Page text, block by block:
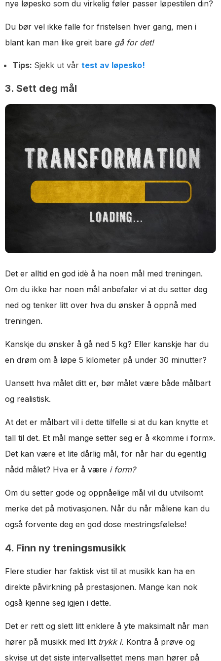
nye løpesko som du virkelig føler passer løpestilen din?
Du bør vel ikke falle for fristelsen hver gang, men i
blant kan man like greit bare gå for det!
Tips: Sjekk ut vår test av løpesko!
3. Sett deg mål
Det er alltid en god idè å ha noen mål med treningen.
Om du ikke har noen mål anbefaler vi at du setter deg
ned og tenker litt over hva du ønsker å oppnå med
treningen.
Kanskje du ønsker å gå ned 5 kg? Eller kanskje har du
en drøm om å løpe 5 kilometer på under 30 minutter?
Uansett hva målet ditt er, bør målet være både målbart
og realistisk.
At det er målbart vil i dette tilfelle si at du kan knytte et
tall til det. Et mål mange setter seg er å «komme i form».
Det kan være et lite dårlig mål, for når har du egentlig
nådd målet? Hva er å være i form?
Om du setter gode og oppnåelige mål vil du utvilsomt
merke det på motivasjonen. Når du når målene kan du
også forvente deg en god dose mestringsfølelse!
4. Finn ny treningsmusikk
Flere studier har faktisk vist til at musikk kan ha en
direkte påvirkning på prestasjonen. Mange kan nok
også kjenne seg igjen i dette.
Det er rett og slett litt enklere å yte maksimalt når man
hører på musikk med litt trykk i. Kontra å prøve og
skvise ut det siste intervallsettet mens man hører på